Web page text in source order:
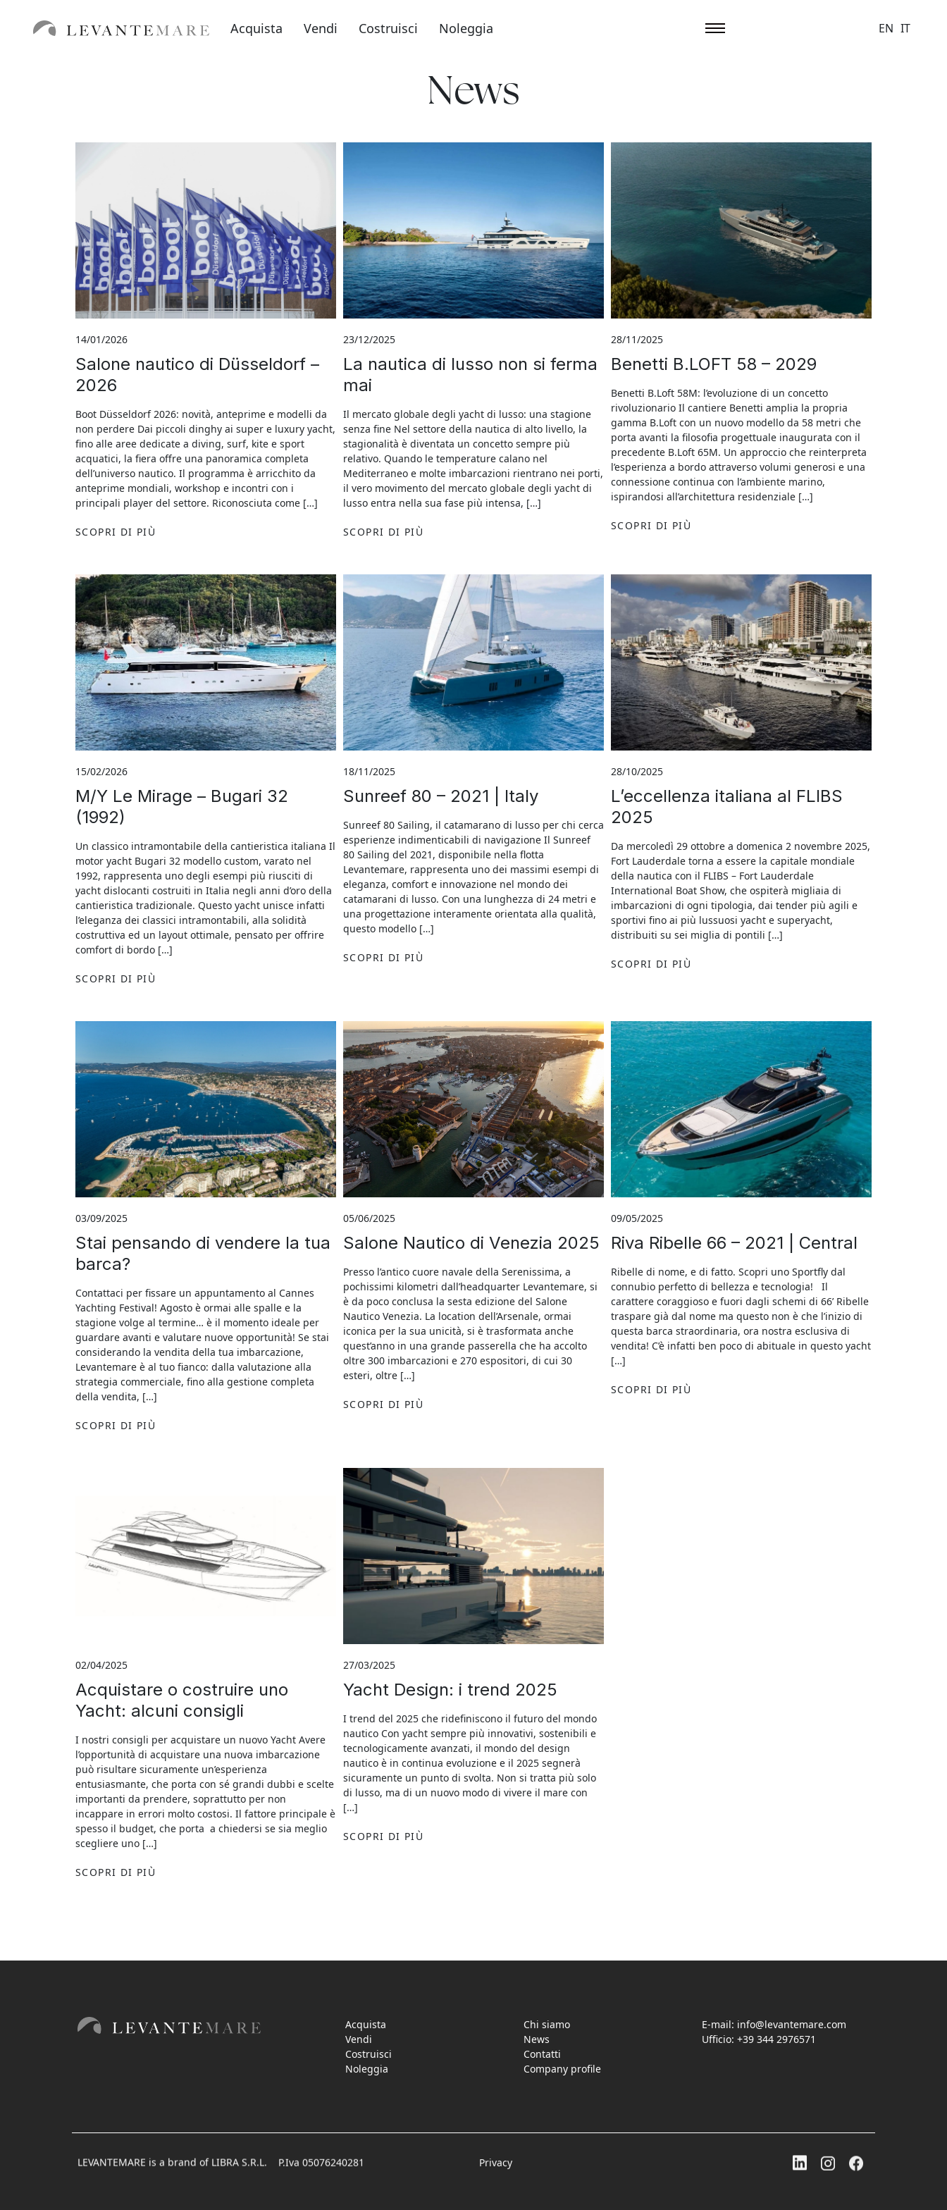
Acquista Vendi Costruisci Noleggia EN IT
News
14/01/2026
Salone nautico di Düsseldorf –
2026
Boot Düsseldorf 2026: novità, anteprime e modelli da
non perdere Dai piccoli dinghy ai super e luxury yacht,
fino alle aree dedicate a diving, surf, kite e sport
acquatici, la fiera offre una panoramica completa
dell’universo nautico. Il programma è arricchito da
anteprime mondiali, workshop e incontri con i
principali player del settore. Riconosciuta come […]
SCOPRI DI PIÙ
23/12/2025
La nautica di lusso non si ferma
mai
Il mercato globale degli yacht di lusso: una stagione
senza fine Nel settore della nautica di alto livello, la
stagionalità è diventata un concetto sempre più
relativo. Quando le temperature calano nel
Mediterraneo e molte imbarcazioni rientrano nei porti,
il vero movimento del mercato globale degli yacht di
lusso entra nella sua fase più intensa, […]
SCOPRI DI PIÙ
28/11/2025
Benetti B.LOFT 58 – 2029
Benetti B.Loft 58M: l’evoluzione di un concetto
rivoluzionario Il cantiere Benetti amplia la propria
gamma B.Loft con un nuovo modello da 58 metri che
porta avanti la filosofia progettuale inaugurata con il
precedente B.Loft 65M. Un approccio che reinterpreta
l’esperienza a bordo attraverso volumi generosi e una
connessione continua con l’ambiente marino,
ispirandosi all’architettura residenziale […]
SCOPRI DI PIÙ
15/02/2026
M/Y Le Mirage – Bugari 32
(1992)
Un classico intramontabile della cantieristica italiana Il
motor yacht Bugari 32 modello custom, varato nel
1992, rappresenta uno degli esempi più riusciti di
yacht dislocanti costruiti in Italia negli anni d’oro della
cantieristica tradizionale. Questo yacht unisce infatti
l’eleganza dei classici intramontabili, alla solidità
costruttiva ed un layout ottimale, pensato per offrire
comfort di bordo […]
SCOPRI DI PIÙ
18/11/2025
Sunreef 80 – 2021 | Italy
Sunreef 80 Sailing, il catamarano di lusso per chi cerca
esperienze indimenticabili di navigazione Il Sunreef
80 Sailing del 2021, disponibile nella flotta
Levantemare, rappresenta uno dei massimi esempi di
eleganza, comfort e innovazione nel mondo dei
catamarani di lusso. Con una lunghezza di 24 metri e
una progettazione interamente orientata alla qualità,
questo modello […]
SCOPRI DI PIÙ
28/10/2025
L’eccellenza italiana al FLIBS
2025
Da mercoledì 29 ottobre a domenica 2 novembre 2025,
Fort Lauderdale torna a essere la capitale mondiale
della nautica con il FLIBS – Fort Lauderdale
International Boat Show, che ospiterà migliaia di
imbarcazioni di ogni tipologia, dai tender più agili e
sportivi fino ai più lussuosi yacht e superyacht,
distribuiti su sei miglia di pontili […]
SCOPRI DI PIÙ
03/09/2025
Stai pensando di vendere la tua
barca?
Contattaci per fissare un appuntamento al Cannes
Yachting Festival! Agosto è ormai alle spalle e la
stagione volge al termine… è il momento ideale per
guardare avanti e valutare nuove opportunità! Se stai
considerando la vendita della tua imbarcazione,
Levantemare è al tuo fianco: dalla valutazione alla
strategia commerciale, fino alla gestione completa
della vendita, […]
SCOPRI DI PIÙ
05/06/2025
Salone Nautico di Venezia 2025
Presso l’antico cuore navale della Serenissima, a
pochissimi kilometri dall’headquarter Levantemare, si
è da poco conclusa la sesta edizione del Salone
Nautico Venezia. La location dell’Arsenale, ormai
iconica per la sua unicità, si è trasformata anche
quest’anno in una grande passerella che ha accolto
oltre 300 imbarcazioni e 270 espositori, di cui 30
esteri, oltre […]
SCOPRI DI PIÙ
09/05/2025
Riva Ribelle 66 – 2021 | Central
Ribelle di nome, e di fatto. Scopri uno Sportfly dal
connubio perfetto di bellezza e tecnologia! Il
carattere coraggioso e fuori dagli schemi di 66’ Ribelle
traspare già dal nome ma questo non è che l’inizio di
questa barca straordinaria, ora nostra esclusiva di
vendita! C’è infatti ben poco di abituale in questo yacht
[…]
SCOPRI DI PIÙ
02/04/2025
Acquistare o costruire uno
Yacht: alcuni consigli
I nostri consigli per acquistare un nuovo Yacht Avere
l’opportunità di acquistare una nuova imbarcazione
può risultare sicuramente un’esperienza
entusiasmante, che porta con sé grandi dubbi e scelte
importanti da prendere, soprattutto per non
incappare in errori molto costosi. Il fattore principale è
spesso il budget, che porta a chiedersi se sia meglio
scegliere uno […]
SCOPRI DI PIÙ
27/03/2025
Yacht Design: i trend 2025
I trend del 2025 che ridefiniscono il futuro del mondo
nautico Con yacht sempre più innovativi, sostenibili e
tecnologicamente avanzati, il mondo del design
nautico è in continua evoluzione e il 2025 segnerà
sicuramente un punto di svolta. Non si tratta più solo
di lusso, ma di un nuovo modo di vivere il mare con
[…]
SCOPRI DI PIÙ
Acquista
Vendi
Costruisci
Noleggia
Chi siamo
News
Contatti
Company profile
E-mail: info@levantemare.com
Ufficio: +39 344 2976571
LEVANTEMARE is a brand of LIBRA S.R.L. P.Iva 05076240281 Privacy